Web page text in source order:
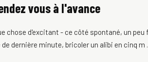
vous à l'avance
chose d'excitant - ce côté spontané, un
dernière minute, bricoler un alibi en cinq m